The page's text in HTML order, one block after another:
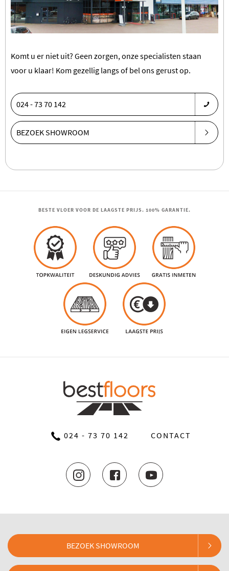
Komt u er niet uit? Geen zorgen, onze specialisten staan
voor u klaar! Kom gezellig langs of bel ons gerust op.
024 - 73 70 142
BEZOEK SHOWROOM
BESTE VLOER VOOR DE LAAGSTE PRIJS. 100% GARANTIE.
024 - 73 70 142 CONTACT
BEZOEK SHOWROOM